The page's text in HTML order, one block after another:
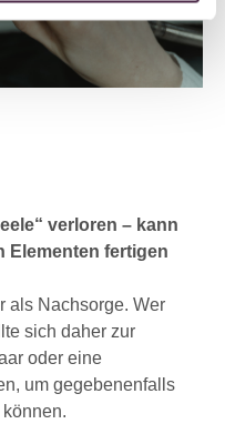
verloren – kann
Elementen fertigen
als Nachsorge. Wer
sich daher zur
oder eine
um gegebenenfalls